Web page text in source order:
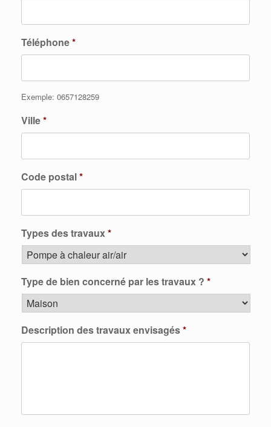
Téléphone*
Exemple: 0657128259
Ville*
Code postal*
Types des travaux*
Type de bien concerné par les travaux ? *
Description des travaux envisagés*